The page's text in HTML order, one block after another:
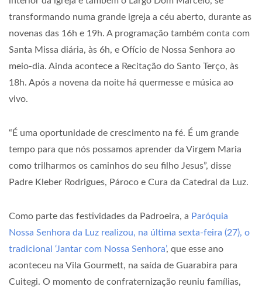
transformando numa grande igreja a céu aberto, durante as
novenas das 16h e 19h. A programação também conta com
Santa Missa diária, às 6h, e Ofício de Nossa Senhora ao
meio-dia. Ainda acontece a Recitação do Santo Terço, às
18h. Após a novena da noite há quermesse e música ao
vivo.
“É uma oportunidade de crescimento na fé. É um grande
tempo para que nós possamos aprender da Virgem Maria
como trilharmos os caminhos do seu filho Jesus”, disse
Padre Kleber Rodrigues, Pároco e Cura da Catedral da Luz.
Como parte das festividades da Padroeira, a Paróquia
Nossa Senhora da Luz realizou, na última sexta-feira (27), o
tradicional ‘Jantar com Nossa Senhora’, que esse ano
aconteceu na Vila Gourmett, na saída de Guarabira para
Cuitegi. O momento de confraternização reuniu famílias,